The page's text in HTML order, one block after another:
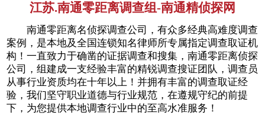
江苏.南通零距离调查组-南通精侦探网
南通零距离名侦探调查公司，有众多经典高难度调查
案例，是本地及全国连锁知名律师所专属指定调查取证机
构！一直致力于确凿的证据调查和搜集，南通零距离侦探
公司，组建成一支经验丰富的精锐调查搜证团队，调查员
从事行业资质均在十年以上！并拥有丰富的调查取证经
验，我们坚守职业道德与行业规范，在遵规守纪的前提
下，为您提供本地调查行业中的至高水准服务！